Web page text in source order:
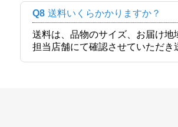
Q8 送料いくらかかりますか？
送料は、品物のサイズ、お届け
担当店舗にて確認させていただ